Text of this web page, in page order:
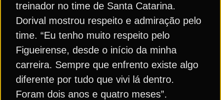
treinador no time de Santa Catarina.
Dorival mostrou respeito e admiração pelo
time. “Eu tenho muito respeito pelo
Figueirense, desde o início da minha
carreira. Sempre que enfrento existe algo
diferente por tudo que vivi lá dentro.
Foram dois anos e quatro meses”.